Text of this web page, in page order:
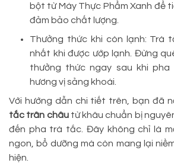
bột từ Máy Thực Phẩm Xanh để
đảm bảo chất lượng.
Thưởng thức khi còn lạnh: Trà
nhất khi được ướp lạnh. Đừng
thưởng thức ngay sau khi
hương vị sảng khoái.
Với hướng dẫn chi tiết trên, bạn đã
tắc trân châutừ khâu chuẩn bị
đến pha trà tắc. Đây không chỉ là
ngon, bổ dưỡng mà còn mang lại
hiện.